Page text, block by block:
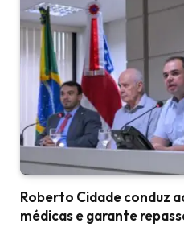
Roberto Cidade conduz
médicas e garante